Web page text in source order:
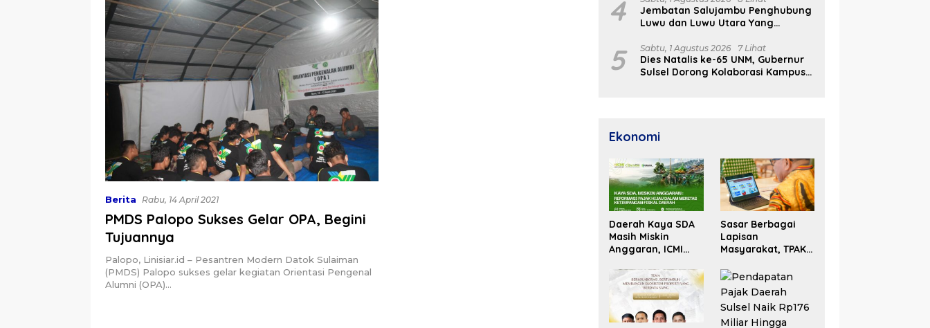
Berita Rabu, 14 April 2021
PMDS Palopo Sukses Gelar OPA, Begini
Tujuannya
Palopo, Linisiar.id – Pesantren Modern Datok Sulaiman
(PMDS) Palopo sukses gelar kegiatan Orientasi Pengenal
Alumni (OPA)…
4
Jembatan Salujambu Penghubung
Luwu dan Luwu Utara Yang
Difungsikan
5 Sabtu, 1 Agustus 2026 7 Lihat
Dies Natalis ke-65 UNM, Gubernur
Sulsel Dorong Kolaborasi Kampus
Ekonomi
Daerah Kaya SDA
Masih Miskin
Anggaran, ICMI
Reformasi Fiskal
Sasar Berbagai
Lapisan
Masyarakat, TPAKD
Inklusi Keuangan